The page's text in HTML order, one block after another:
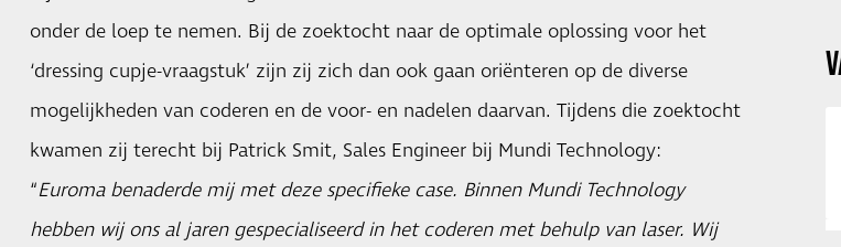
onder de loep te nemen. Bij de zoektocht naar de optimale oplossing voor het
‘dressing cupje-vraagstuk’ zijn zij zich dan ook gaan oriënteren op de diverse
mogelijkheden van coderen en de voor- en nadelen daarvan. Tijdens die zoektocht
kwamen zij terecht bij Patrick Smit, Sales Engineer bij Mundi Technology:
“Euroma benaderde mij met deze specifieke case. Binnen Mundi Technology
hebben wij ons al jaren gespecialiseerd in het coderen met behulp van laser. Wij